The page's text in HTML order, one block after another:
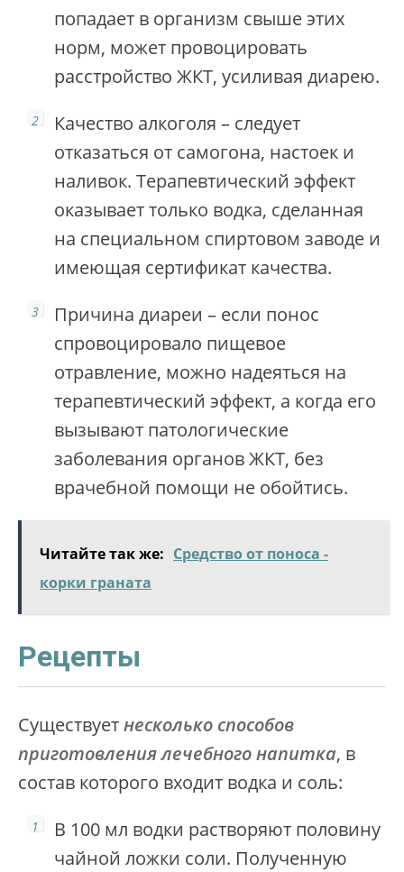
попадает в организм свыше этих
норм, может провоцировать
расстройство ЖКТ, усиливая диарею.
Качество алкоголя – следует
отказаться от самогона, настоек и
наливок. Терапевтический эффект
оказывает только водка, сделанная
на специальном спиртовом заводе и
имеющая сертификат качества.
Причина диареи – если понос
спровоцировало пищевое
отравление, можно надеяться на
терапевтический эффект, а когда его
вызывают патологические
заболевания органов ЖКТ, без
врачебной помощи не обойтись.
Читайте так же: Средство от поноса -
корки граната
Рецепты
Существуетнесколько способов
приготовления лечебного напитка, в
состав которого входит водка и соль:
В 100 мл водки растворяют половину
чайной ложки соли. Полученную